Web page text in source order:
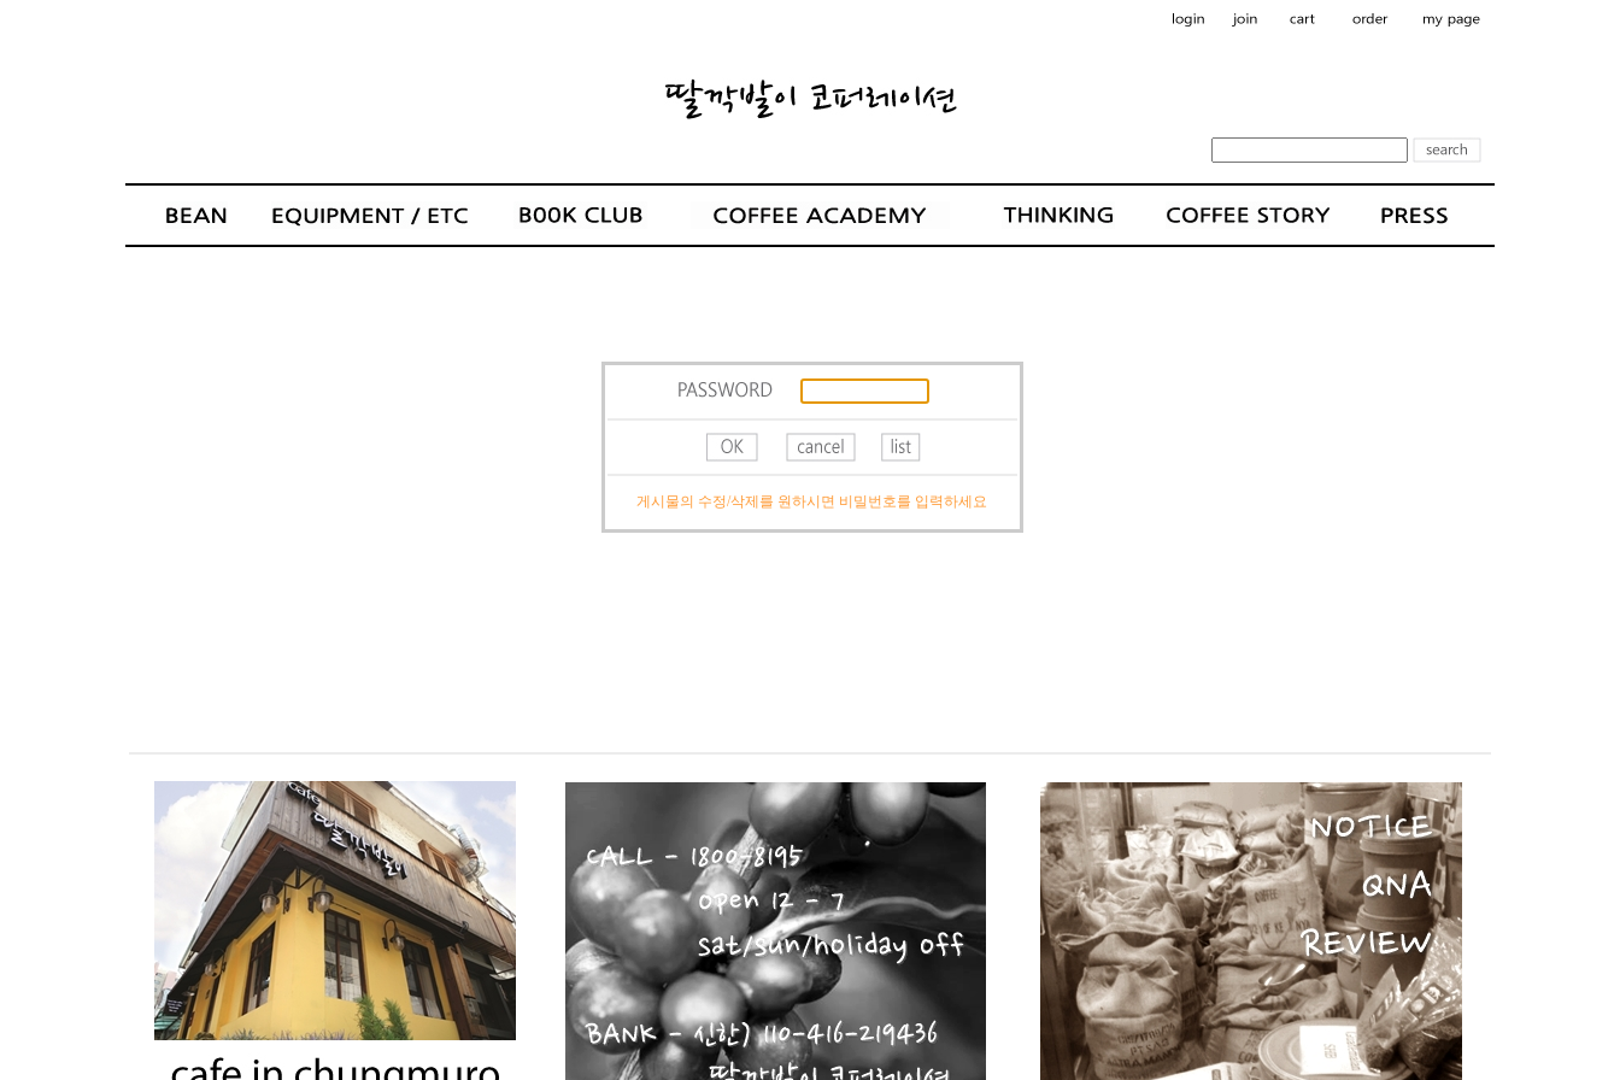
게시물의 수정/삭제를 원하시면 비밀번호를 입력하세요